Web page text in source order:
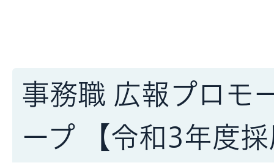
事務職 広報プロモ
ープ 【令和3年度